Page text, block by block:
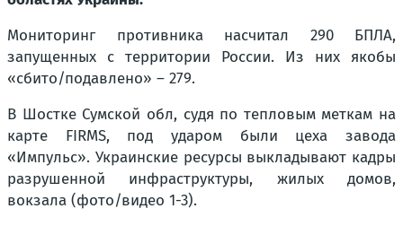
Мониторинг противника насчитал 290 БПЛА,
запущенных с территории России. Из них якобы
«сбито/подавлено» – 279.
В Шостке Сумской обл, судя по тепловым меткам на
карте FIRMS, под ударом были цеха завода
«Импульс». Украинские ресурсы выкладывают кадры
разрушенной инфраструктуры, жилых домов,
вокзала (фото/видео 1-3).